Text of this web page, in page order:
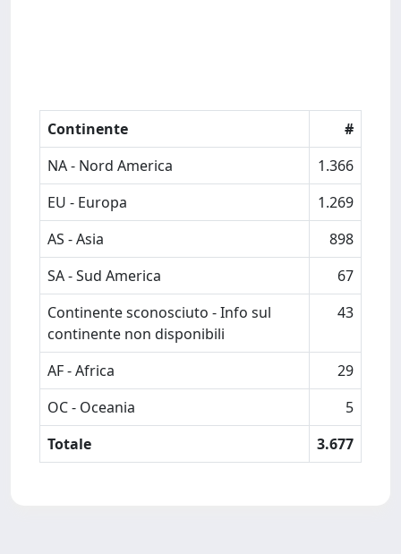
Continente
#
NA - Nord America
1.366
EU - Europa
1.269
AS - Asia
898
SA - Sud America
67
Continente sconosciuto - Info sul
continente non disponibili
43
AF - Africa
29
OC - Oceania
5
Totale
3.677